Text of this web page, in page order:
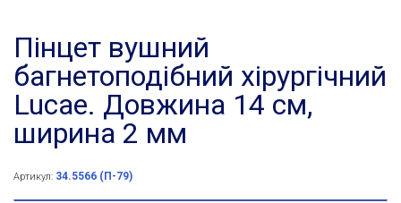
Пінцет вушний
багнетоподібний хірургічний
Lucae. Довжина 14 см,
ширина 2 мм
Артикул: 34.5566 (П-79)